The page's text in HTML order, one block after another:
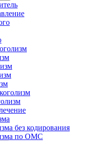
без кодирования
по ОМС